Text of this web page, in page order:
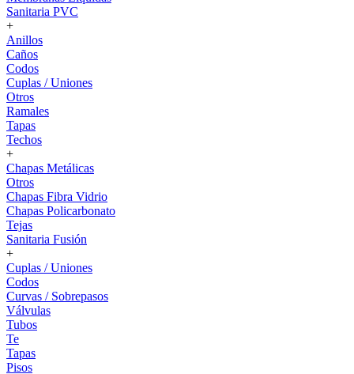
Sanitaria PVC
+
Anillos
Caños
Codos
Cuplas / Uniones
Otros
Ramales
Tapas
Techos
+
Chapas Metálicas
Otros
Chapas Fibra Vidrio
Chapas Policarbonato
Tejas
Sanitaria Fusión
+
Cuplas / Uniones
Codos
Curvas / Sobrepasos
Válvulas
Tubos
Te
Tapas
Pisos